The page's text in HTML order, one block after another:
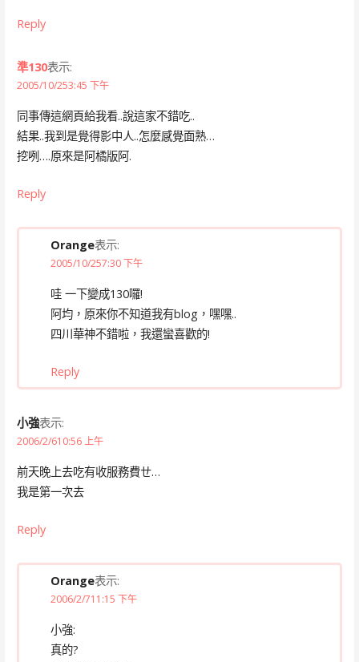
Reply
準130表示:
2005/10/253:45 下午
同事傳這網頁給我看..說這家不錯吃..
結果..我到是覺得影中人..怎麼感覺面熟…
挖咧….原來是阿橘版阿.
Reply
Orange表示:
2005/10/257:30 下午
哇 一下變成130囉!
阿均，原來你不知道我有blog，嘿嘿..
四川華神不錯啦，我還蠻喜歡的!
Reply
小強表示:
2006/2/610:56 上午
前天晚上去吃有收服務費ㄝ…
我是第一次去
Reply
Orange表示:
2006/2/711:15 下午
小強:
真的?